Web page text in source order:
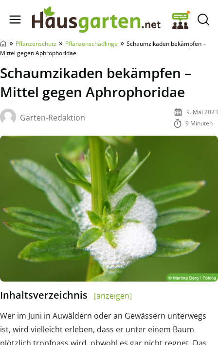
Hausgarten.net
» Pflanzenschutz » Pflanzenschädlinge » Schaumzikaden bekämpfen –
Mittel gegen Aphrophoridae
Schaumzikaden bekämpfen –
Mittel gegen Aphrophoridae
Garten-Redaktion
9. Mai 2023
9 Minuten
Inhaltsverzeichnis
[anzeigen]
Wer im Juni in Auwäldern oder an Gewässern unterwegs
ist, wird vielleicht erleben, dass er unter einem Baum